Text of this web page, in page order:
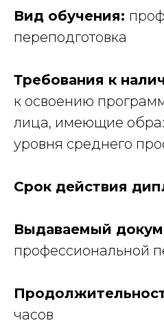
Вид обучения:
переподготовка
Требования к
к освоению
лица, имеющие
уровня среднего
Срок действия
Выдаваемый
профессиональной
часов